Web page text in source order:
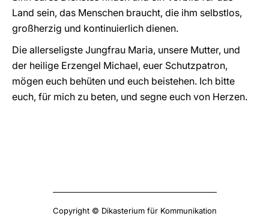
Land sein, das Menschen braucht, die ihm selbstlos,
großherzig und kontinuierlich dienen.
Die allerseligste Jungfrau Maria, unsere Mutter, und
der heilige Erzengel Michael, euer Schutzpatron,
mögen euch behüten und euch beistehen. Ich bitte
euch, für mich zu beten, und segne euch von Herzen.
Copyright © Dikasterium für Kommunikation